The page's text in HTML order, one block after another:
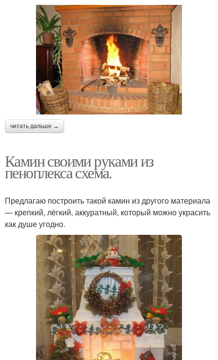
читать дальше →
Камин своими руками из
пеноплекса схема.
Предлагаю построить такой камин из другого материала
— крепкий, лёгкий, аккуратный, который можно украсить
как душе угодно.